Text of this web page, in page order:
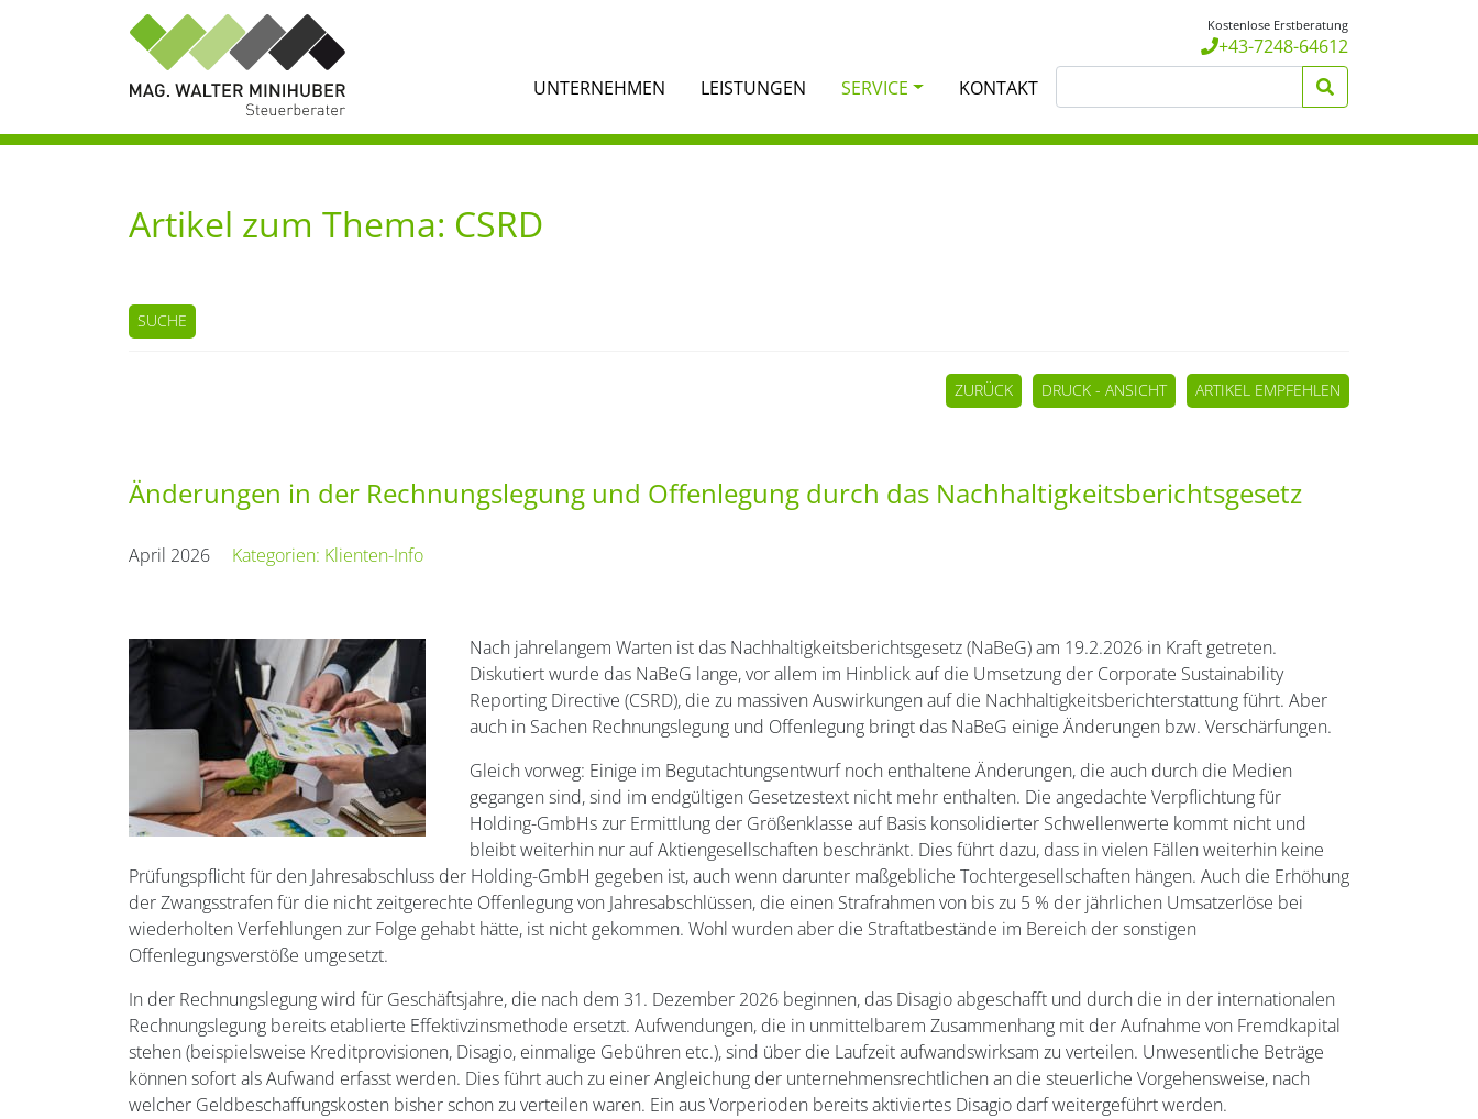
Kostenlose Erstberatung
+43-7248-64612
UNTERNEHMEN
LEISTUNGEN SERVICE KONTAKT
Artikel zum Thema: CSRD
SUCHE
ZURÜCK DRUCK - ANSICHT ARTIKEL EMPFEHLEN
Änderungen in der Rechnungslegung und Offenlegung durch das Nachhaltigkeits­berichts­gesetz
April 2026 Kategorien: Klienten-Info
Nach jahrelangem Warten ist das Nachhaltigkeitsberichtsgesetz (NaBeG) am 19.2.2026 in Kraft getreten.
Diskutiert wurde das NaBeG lange, vor allem im Hinblick auf die Umsetzung der Corporate Sustainability
Reporting Directive (CSRD), die zu massiven Auswirkungen auf die Nachhaltigkeitsberichterstattung führt. Aber
auch in Sachen Rechnungslegung und Offenlegung bringt das NaBeG einige Änderungen bzw. Verschärfungen.
Gleich vorweg: Einige im Begutachtungsentwurf noch enthaltene Änderungen, die auch durch die Medien
gegangen sind, sind im endgültigen Gesetzestext nicht mehr enthalten. Die angedachte Verpflichtung für
Holding-GmbHs zur Ermittlung der Größenklasse auf Basis konsolidierter Schwellenwerte kommt nicht und
bleibt weiterhin nur auf Aktiengesellschaften beschränkt. Dies führt dazu, dass in vielen Fällen weiterhin keine
Prüfungspflicht für den Jahresabschluss der Holding-GmbH gegeben ist, auch wenn darunter maßgebliche Tochtergesellschaften hängen. Auch die Erhöhung
der Zwangsstrafen für die nicht zeitgerechte Offenlegung von Jahresabschlüssen, die einen Strafrahmen von bis zu 5 % der jährlichen Umsatzerlöse bei
wiederholten Verfehlungen zur Folge gehabt hätte, ist nicht gekommen. Wohl wurden aber die Straftatbestände im Bereich der sonstigen
Offenlegungsverstöße umgesetzt.
In der Rechnungslegung wird für Geschäftsjahre, die nach dem 31. Dezember 2026 beginnen, das Disagio abgeschafft und durch die in der internationalen
Rechnungslegung bereits etablierte Effektivzinsmethode ersetzt. Aufwendungen, die in unmittelbarem Zusammenhang mit der Aufnahme von Fremdkapital
stehen (beispielsweise Kreditprovisionen, Disagio, einmalige Gebühren etc.), sind über die Laufzeit aufwandswirksam zu verteilen. Unwesentliche Beträge
können sofort als Aufwand erfasst werden. Dies führt auch zu einer Angleichung der unternehmensrechtlichen an die steuerliche Vorgehensweise, nach
welcher Geldbeschaffungskosten bisher schon zu verteilen waren. Ein aus Vorperioden bereits aktiviertes Disagio darf weitergeführt werden.